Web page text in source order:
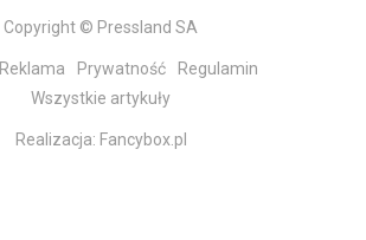
Copyright © Pressland SA
Reklama Prywatność
Regulamin
Wszystkie artykuły
Realizacja: Fancybox.pl